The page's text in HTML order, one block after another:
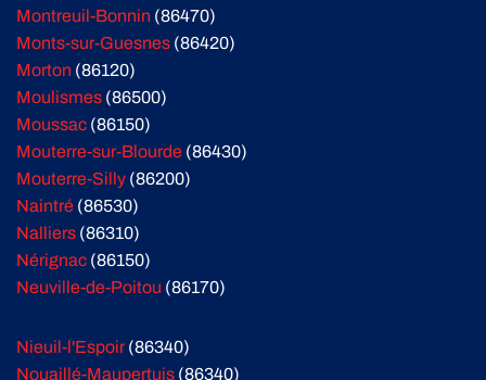
Montreuil-Bonnin (86470)
Monts-sur-Guesnes (86420)
Morton (86120)
Moulismes (86500)
Moussac (86150)
Mouterre-sur-Blourde (86430)
Mouterre-Silly (86200)
Naintré (86530)
Nalliers (86310)
Nérignac (86150)
Neuville-de-Poitou (86170)
Nieuil-l'Espoir(86340)
Nouaillé-Maupertuis (86340)